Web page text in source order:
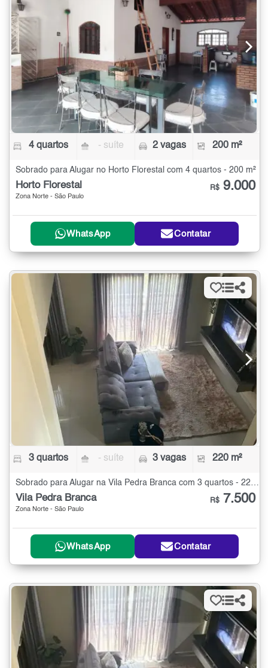
4 quartos - suíte 2 vagas 200 m²
Sobrado para Alugar no Horto Florestal com 4 quartos - 200 m²
Horto Florestal
Zona Norte - São Paulo
R$ 9.000
WhatsApp Contatar
3 quartos - suíte 3 vagas 220 m²
Sobrado para Alugar na Vila Pedra Branca com 3 quartos - 220 m²
Vila Pedra Branca
Zona Norte - São Paulo
R$ 7.500
WhatsApp Contatar